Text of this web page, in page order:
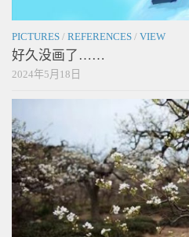
PICTURES / REFERENCES / VIEW
好久没画了……
2024年5月18日